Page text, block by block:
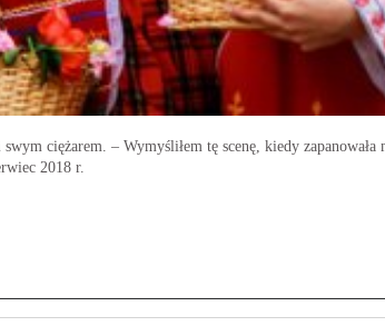
ciężarem. – Wymyśliłem tę scenę, kiedy
2018 r.